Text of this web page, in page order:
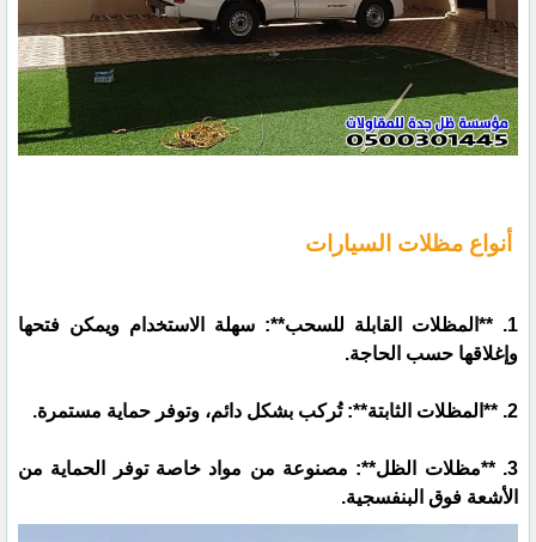
أنواع مظلات السيارات
1. **المظلات القابلة للسحب**: سهلة الاستخدام ويمكن فتحها
وإغلاقها حسب الحاجة.
2. **المظلات الثابتة**: تُركب بشكل دائم، وتوفر حماية مستمرة.
3. **مظلات الظل**: مصنوعة من مواد خاصة توفر الحماية من
الأشعة فوق البنفسجية.